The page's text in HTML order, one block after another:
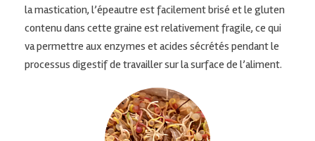
la mastication, l’épeautre est facilement brisé et le gluten
contenu dans cette graine est relativement fragile, ce qui
va permettre aux enzymes et acides sécrétés pendant le
processus digestif de travailler sur la surface de l’aliment.